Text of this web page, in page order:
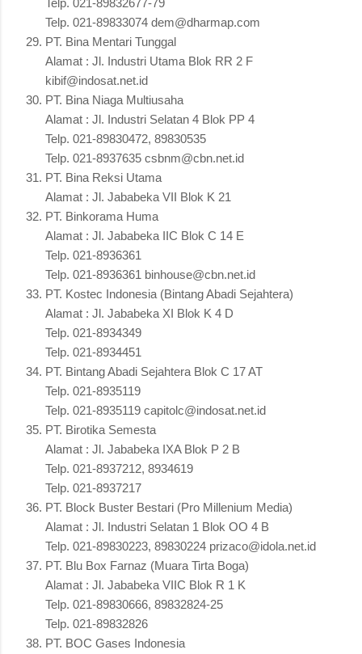
Telp. 021-89833074 dem@dharmap.com
PT. Bina Mentari Tunggal
Alamat : Jl. Industri Utama Blok RR 2 F
kibif@indosat.net.id
PT. Bina Niaga Multiusaha
Alamat : Jl. Industri Selatan 4 Blok PP 4
Telp. 021-89830472, 89830535
Telp. 021-8937635 csbnm@cbn.net.id
PT. Bina Reksi Utama
Alamat : Jl. Jababeka VII Blok K 21
PT. Binkorama Huma
Alamat : Jl. Jababeka IIC Blok C 14 E
Telp. 021-8936361
Telp. 021-8936361 binhouse@cbn.net.id
PT. Kostec Indonesia (Bintang Abadi Sejahtera)
Alamat : Jl. Jababeka XI Blok K 4 D
Telp. 021-8934349
Telp. 021-8934451
PT. Bintang Abadi Sejahtera Blok C 17 AT
Telp. 021-8935119
Telp. 021-8935119 capitolc@indosat.net.id
PT. Birotika Semesta
Alamat : Jl. Jababeka IXA Blok P 2 B
Telp. 021-8937212, 8934619
Telp. 021-8937217
PT. Block Buster Bestari (Pro Millenium Media)
Alamat : Jl. Industri Selatan 1 Blok OO 4 B
Telp. 021-89830223, 89830224 prizaco@idola.net.id
PT. Blu Box Farnaz (Muara Tirta Boga)
Alamat : Jl. Jababeka VIIC Blok R 1 K
Telp. 021-89830666, 89832824-25
Telp. 021-89832826
PT. BOC Gases Indonesia